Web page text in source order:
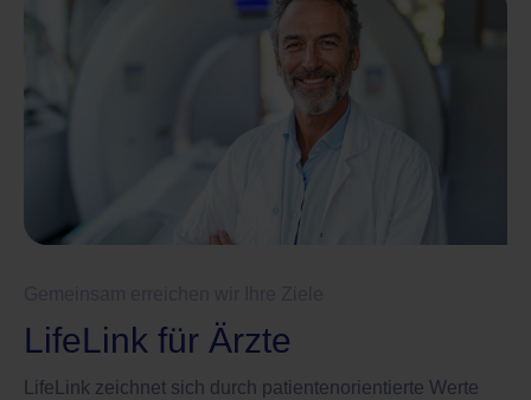
LifeLink für Ärzte
LifeLink zeichnet sich durch patientenorientierte Werte